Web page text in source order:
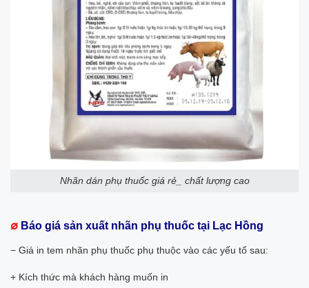
Nhãn dán phụ thuốc giá rẻ_ chất lượng cao
∅ Báo giá sản xuất nhãn phụ thuốc tại Lạc Hồng
− Giá in tem nhãn phụ thuốc phụ thuộc vào các yếu tố sau:
+ Kích thức mà khách hàng muốn in